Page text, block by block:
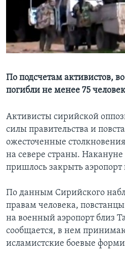
Learning English
СОЦИАЛЬНЫЕ СЕТИ
Языки
По подсчетам активистов,
погибли не менее 75 человек
Активисты сирийской
силы правительства и
ожесточенные
на севере страны. Накануне
пришлось закрыть аэропорт
По данным Сирийского
правам человека,
на военный аэропорт близ
сообщается, в нем
исламистские боевые